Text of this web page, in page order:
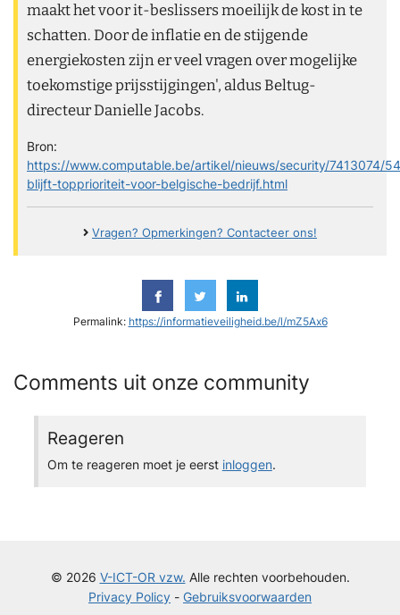
maakt het voor it-beslissers moeilijk de kost in te
schatten. Door de inflatie en de stijgende
energiekosten zijn er veel vragen over mogelijke
toekomstige prijsstijgingen', aldus Beltug-
directeur Danielle Jacobs.
Bron:
https://www.computable.be/artikel/nieuws/security/7413074/
blijft-topprioriteit-voor-belgische-bedrijf.html
Vragen? Opmerkingen? Contacteer ons!
Permalink: https://informatieveiligheid.be/l/mZ5Ax6
Comments uit onze community
Reageren
Om te reageren moet je eerst inloggen.
© 2026 V-ICT-OR vzw. Alle rechten voorbehouden.
Privacy Policy - Gebruiksvoorwaarden